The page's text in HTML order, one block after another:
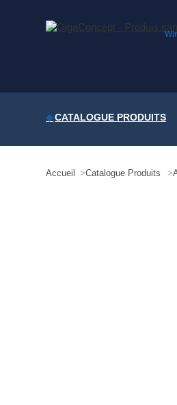
CATALOGUE PRODUITS
Accueil Catalogue Produits